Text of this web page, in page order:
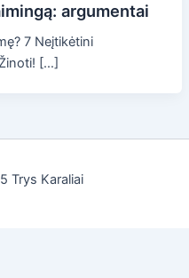
argumentai
7 Neįtikėtini
[…]
Trys Karaliai